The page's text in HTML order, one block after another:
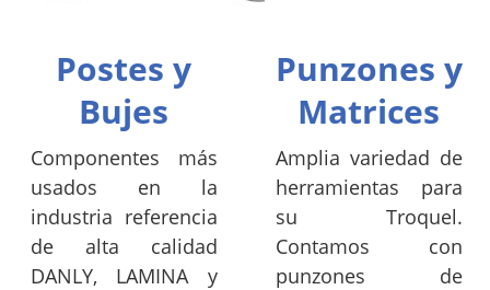
Postes y
Bujes
Componentes más
usados en la
industria referencia
de alta calidad
DANLY, LAMINA y
Punzones y
Matrices
Amplia variedad de
herramientas para
su Troquel.
Contamos con
punzones de